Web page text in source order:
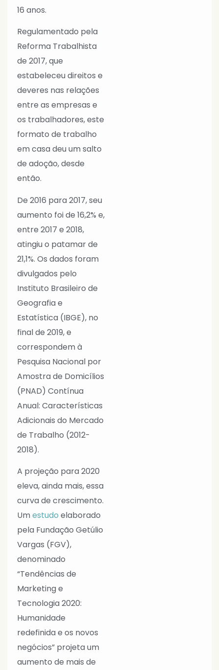
16 anos.
Regulamentado pela
Reforma Trabalhista
de 2017, que
estabeleceu direitos e
deveres nas relações
entre as empresas e
os trabalhadores, este
formato de trabalho
em casa deu um salto
de adoção, desde
então.
De 2016 para 2017, seu
aumento foi de 16,2% e,
entre 2017 e 2018,
atingiu o patamar de
21,1%. Os dados foram
divulgados pelo
Instituto Brasileiro de
Geografia e
Estatística (IBGE), no
final de 2019, e
correspondem à
Pesquisa Nacional por
Amostra de Domicílios
(PNAD) Contínua
Anual: Características
Adicionais do Mercado
de Trabalho (2012-
2018).
A projeção para 2020
eleva, ainda mais, essa
curva de crescimento.
Umestudo elaborado
pela Fundação Getúlio
Vargas (FGV),
denominado
“Tendências de
Marketing e
Tecnologia 2020:
Humanidade
redefinida e os novos
negócios” projeta um
aumento de mais de